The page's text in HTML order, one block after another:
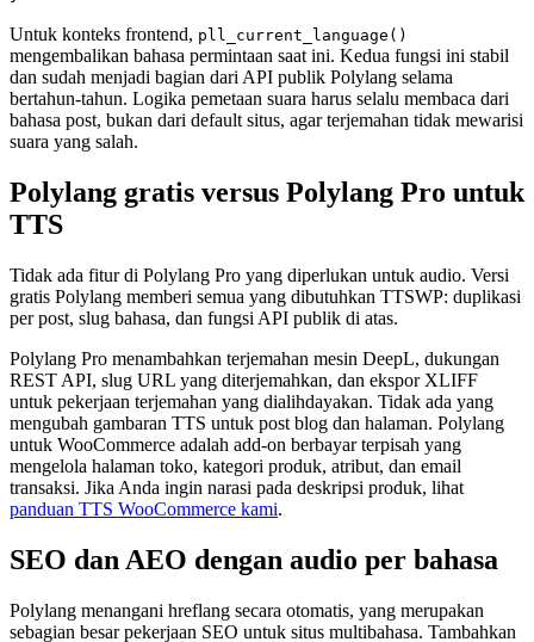
Untuk konteks frontend, pll_current_language()
mengembalikan bahasa permintaan saat ini. Kedua fungsi ini stabil
dan sudah menjadi bagian dari API publik Polylang selama
bertahun-tahun. Logika pemetaan suara harus selalu membaca dari
bahasa post, bukan dari default situs, agar terjemahan tidak mewarisi
suara yang salah.
Polylang gratis versus Polylang Pro untuk
TTS
Tidak ada fitur di Polylang Pro yang diperlukan untuk audio. Versi
gratis Polylang memberi semua yang dibutuhkan TTSWP: duplikasi
per post, slug bahasa, dan fungsi API publik di atas.
Polylang Pro menambahkan terjemahan mesin DeepL, dukungan
REST API, slug URL yang diterjemahkan, dan ekspor XLIFF
untuk pekerjaan terjemahan yang dialihdayakan. Tidak ada yang
mengubah gambaran TTS untuk post blog dan halaman. Polylang
untuk WooCommerce adalah add-on berbayar terpisah yang
mengelola halaman toko, kategori produk, atribut, dan email
transaksi. Jika Anda ingin narasi pada deskripsi produk, lihat
panduan TTS WooCommerce kami.
SEO dan AEO dengan audio per bahasa
Polylang menangani hreflang secara otomatis, yang merupakan
sebagian besar pekerjaan SEO untuk situs multibahasa. Tambahkan